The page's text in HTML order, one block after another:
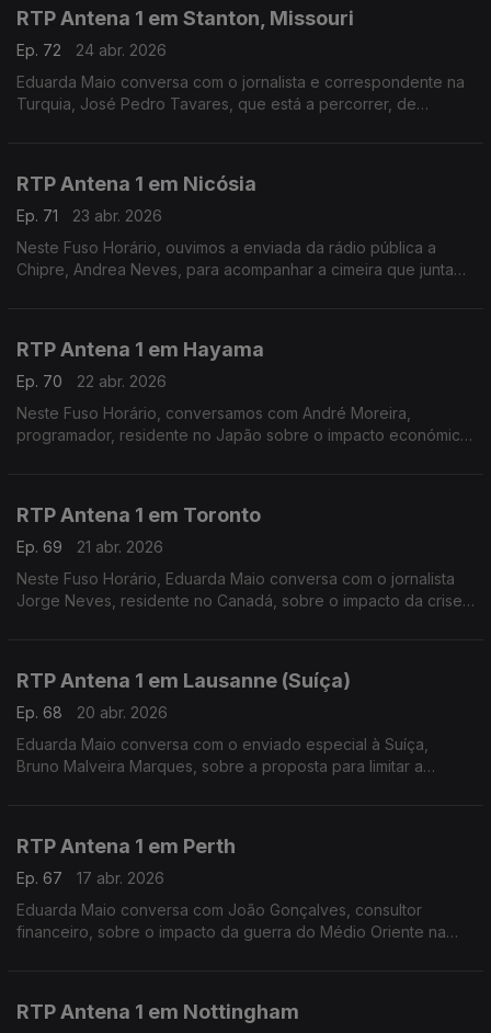
RTP Antena 1 em Stanton, Missouri
Ep. 72
24 abr. 2026
Eduarda Maio conversa com o jornalista e correspondente na
Turquia, José Pedro Tavares, que está a percorrer, de
RTP Antena 1 em Nicósia
Ep. 71
23 abr. 2026
Neste Fuso Horário, ouvimos a enviada da rádio pública a
Chipre, Andrea Neves, para acompanhar a cimeira que junta
RTP Antena 1 em Hayama
Ep. 70
22 abr. 2026
Neste Fuso Horário, conversamos com André Moreira,
programador, residente no Japão sobre o impacto económico
RTP Antena 1 em Toronto
Ep. 69
21 abr. 2026
Neste Fuso Horário, Eduarda Maio conversa com o jornalista
Jorge Neves, residente no Canadá, sobre o impacto da crise
RTP Antena 1 em Lausanne (Suíça)
Ep. 68
20 abr. 2026
Eduarda Maio conversa com o enviado especial à Suíça,
Bruno Malveira Marques, sobre a proposta para limitar a
RTP Antena 1 em Perth
Ep. 67
17 abr. 2026
Eduarda Maio conversa com João Gonçalves, consultor
financeiro, sobre o impacto da guerra do Médio Oriente na
RTP Antena 1 em Nottingham